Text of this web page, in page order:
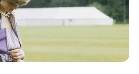
cachoneada por su novio
Daniel Arenas ¿Se calentó
un programa en vivo?
CARGAR MÁS